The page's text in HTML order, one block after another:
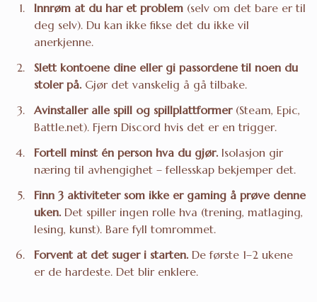
Innrøm at du har et problem (selv om det bare er til
deg selv). Du kan ikke fikse det du ikke vil
anerkjenne.
Slett kontoene dine eller gi passordene til noen du
stoler på. Gjør det vanskelig å gå tilbake.
Avinstaller alle spill og spillplattformer(Steam, Epic,
Battle.net). Fjern Discord hvis det er en trigger.
Fortell minst én person hva du gjør. Isolasjon gir
næring til avhengighet – fellesskap bekjemper det.
Finn 3 aktiviteter som ikke er gaming å prøve denne
uken. Det spiller ingen rolle hva (trening, matlaging,
lesing, kunst). Bare fyll tomrommet.
Forvent at det suger i starten. De første 1–2 ukene
er de hardeste. Det blir enklere.